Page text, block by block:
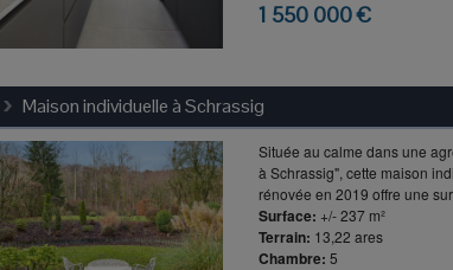
1 550 000 €
Maison individuelle àSchrassig
Située au calme dans une
à Schrassig", cette maison
rénovée en 2019 offre une
Surface: +/- 237 m²
Terrain: 13,22 ares
Chambre: 5